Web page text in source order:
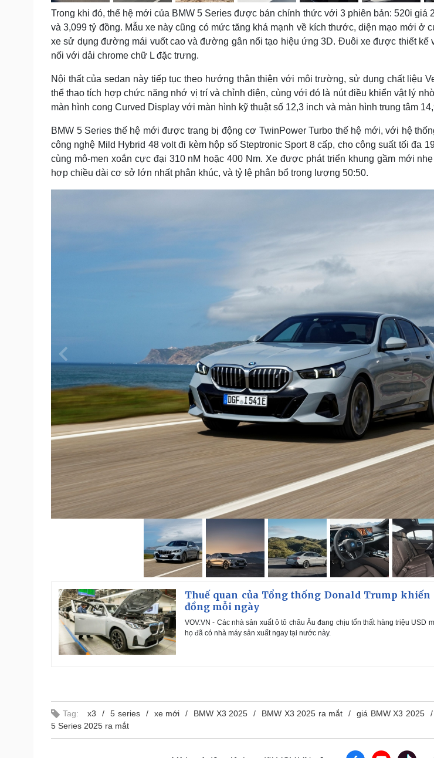
Trong khi đó, thế hệ mới của BMW 5 Series được bán chính thức với 3 phiên bản: 520i giá
và 3,099 tỷ đồng. Mẫu xe này cũng có mức tăng khá mạnh về kích thước, diện mạo mới ở
xe sử dụng đường mái vuốt cao và đường gân nổi tạo hiệu ứng 3D. Đuôi xe được thiết kế
nối với dải chrome chữ L đặc trưng.
Nội thất của sedan này tiếp tục theo hướng thân thiện với môi trường, sử dụng chất liệu
thể thao tích hợp chức năng nhớ vị trí và chỉnh điện, cùng với đó là nút điều khiển vật lý
màn hình cong Curved Display với màn hình kỹ thuật số 12,3 inch và màn hình trung tâm
BMW 5 Series thế hệ mới được trang bị động cơ TwinPower Turbo thế hệ mới, với hệ
công nghệ Mild Hybrid 48 volt đi kèm hộp số Steptronic Sport 8 cấp, cho công suất tối đa
cùng mô-men xoắn cực đại 310 nM hoặc 400 Nm. Xe được phát triển khung gầm mới
hợp chiều dài cơ sở lớn nhất phân khúc, và tỷ lệ phân bổ trọng lượng 50:50.
Thuế quan của Tổng thống Donald Trump
đồng mỗi ngày
VOV.VN - Các nhà sản xuất ô tô châu Âu đang chịu tổn thất hàng triệu USD
họ đã có nhà máy sản xuất ngay tại nước này.
Tag: x3 5 series xe mới BMW X3 2025 BMW X3 2025 ra mắt giá BMW X3 2025
5 Series 2025 ra mắt